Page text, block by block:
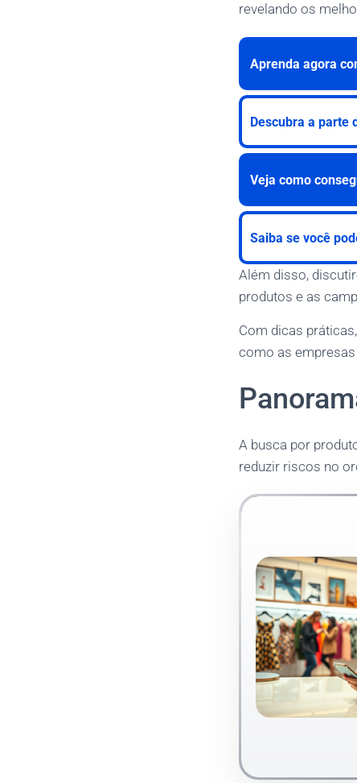
revelando os
Aprenda agora
Descubra a parte
Veja como
Saiba se você
Além disso,
produtos e as
Com dicas
como as
A busca por
reduzir riscos no